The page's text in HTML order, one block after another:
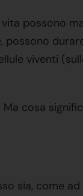
possono
possono
viventi
Ma cosa
sia, come